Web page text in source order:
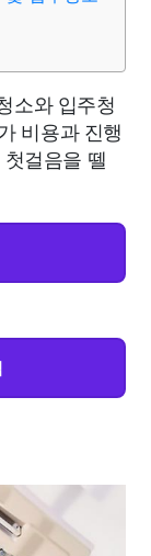
소와 입주청
비용과 진행
걸음을 뗄